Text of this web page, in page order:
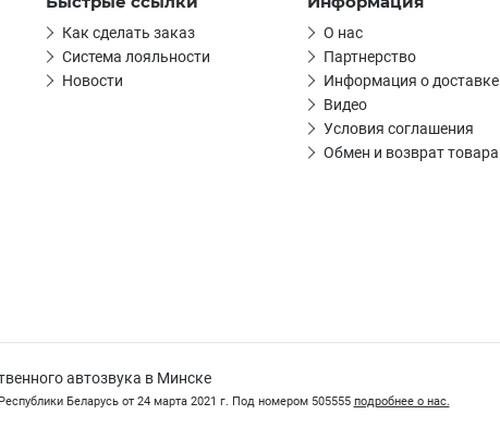
Как сделать заказ
Система лояльности
Новости
О нас
Партнерство
Информация о доставке
Видео
Условия соглашения
Обмен и возврат товара
автозвука в Минске
Беларусь от 24 марта 2021 г. Под номером 505555 подробнее о нас.